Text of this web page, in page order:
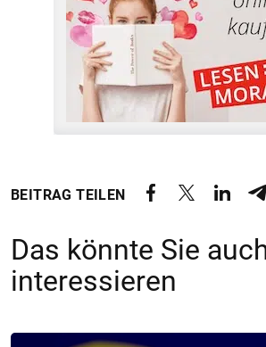
BEITRAG TEILEN
Das könnte Sie
interessieren